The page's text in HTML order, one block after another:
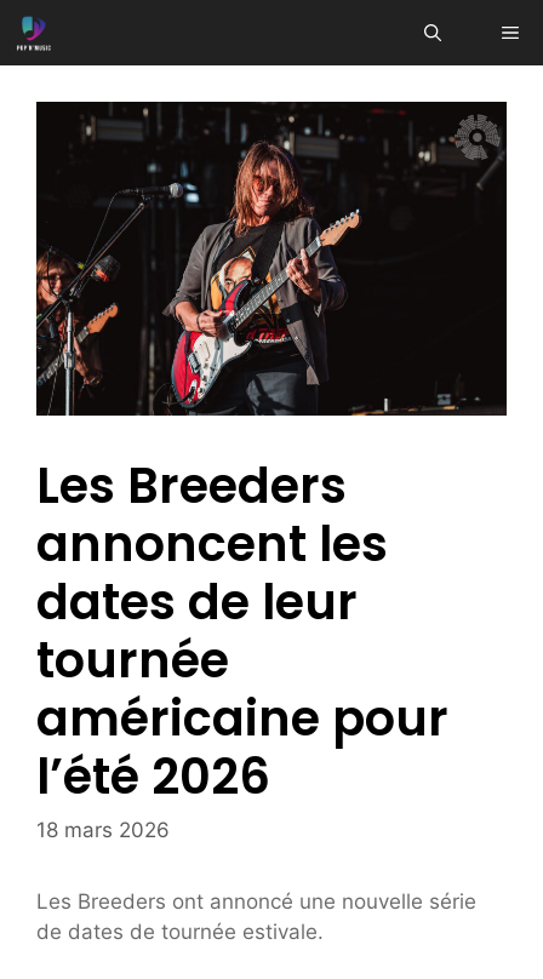
Aller
au
Les Breeders
annoncent les
dates de leur
tournée
américaine pour
l’été 2026
18 mars 2026
Les Breeders ont annoncé une nouvelle série
de dates de tournée estivale.